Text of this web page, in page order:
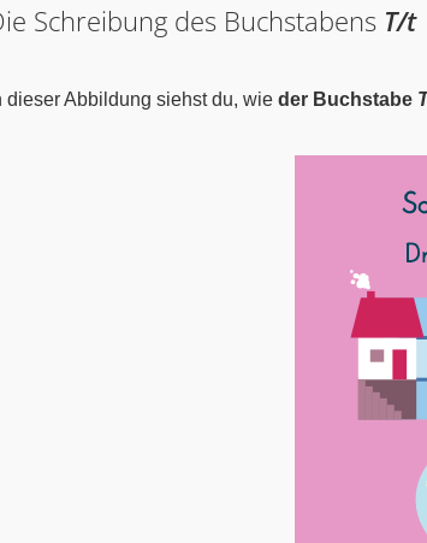
Schreibung des Buchstabens T/t
dieser Abbildung siehst du, wie der Buchstabe